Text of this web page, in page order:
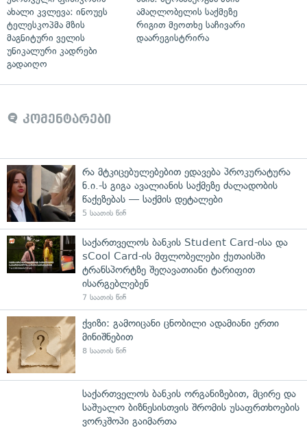
ახალი კვლევა: ინოუეს
ტელესკოპმა მზის
მაგნიტური ველის
უნიკალური კადრები
გადაიღო
ამაღლობელის საქმეზე
რიგით მეოთხე საჩივარი
დაარეგისტრირა
კომენტარები
რა მტკიცებულებებით ედავება პროკურატურა
ნ.ი.-ს გიგა ავალიანის საქმეზე ძალადობის
წაქეზებას — საქმის დეტალები
5 საათის წინ
საქართველოს ბანკის Student Card-ისა და
sCool Card-ის მფლობელები ქუთაისში
ტრანსპორტზე შეღავათიანი ტარიფით
ისარგებლებენ
7 საათის წინ
ქვიზი: გამოიცანი ცნობილი ადამიანი ერთი
მინიშნებით
8 საათის წინ
საქართველოს ბანკის ორგანიზებით, მცირე და
საშუალო ბიზნესისთვის შრომის უსაფრთხოების
ვორკშოპი გაიმართა